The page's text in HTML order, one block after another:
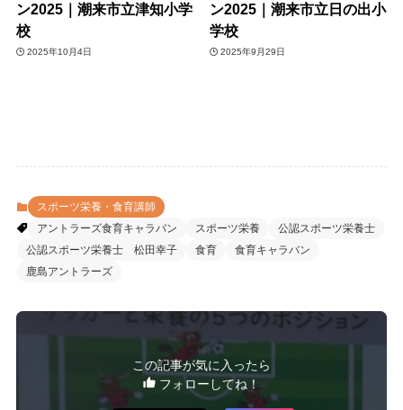
ン2025｜潮来市立津知小学
校
2025年10月4日
ン2025｜潮来市立日の出小
学校
2025年9月29日
スポーツ栄養・食育講師
アントラーズ食育キャラバン
スポーツ栄養
公認スポーツ栄養士
公認スポーツ栄養士 松田幸子
食育
食育キャラバン
鹿島アントラーズ
この記事が気に入ったら
フォローしてね！